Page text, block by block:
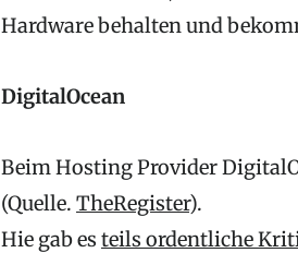
Hardware behalten und
DigitalOcean
Beim Hosting Provider
(Quelle. TheRegister).
Hie gab es teils ordentliche